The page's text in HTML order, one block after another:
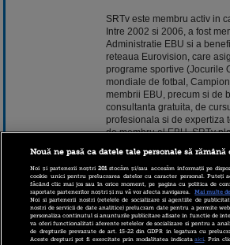
SRTv este membru activ in
Intre 2002 si 2006, a fost
Administratie EBU si a
reteaua Eurovision, care
programe sportive (Jocurile
mondiale de fotbal,
membrii EBU, precum si de
consultanta gratuita, de
profesionala si de expertiza
de membru al EBU, SRTv
EBU este cea mai mare
din lume, cu 73 de membri
membri asociati din Asia,
1950, cu scopul de a
organizatiile de radio si de
organizatie non-profit,
Nouă ne pasă ca datele tale personale să
Noi și partenerii noștri201stocăm și/sau accesăm informații pe
cookie unici pentru prelucrarea datelor cu caracter personal. Puteți
făcând clic mai jos sau în orice moment, pe pagina cu politica de
raportate partenerilor noștri și nu vă vor afecta navigarea.
Mai multe
Noi si partenerii nostri (retelele de socializare si agentiile de
nostri de servicii de date analitice) prelucram date pentru a permite
personaliza continutul si anunturile publicitare afisate in functie de
va oferi functionalitati aferente retelelor de socializare si pentru a
de drepturile prevazute de art. 15-22 din GDPR in legatura cu
Aceste drepturi pot fi exercitate prin modalitatea indicataaici. Prin